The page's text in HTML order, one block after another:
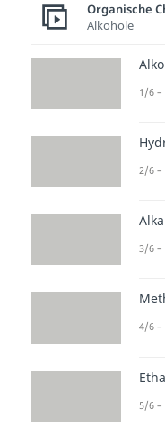
Sie
für
Da
bei
Organische
Alkohole
1/6 –
2/6 –
3/6 –
4/6 –
5/6 –